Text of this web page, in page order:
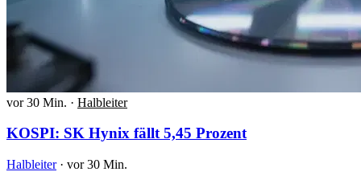
vor 30 Min. · Halbleiter
KOSPI: SK Hynix fällt 5,45 Prozent
Halbleiter · vor 30 Min.